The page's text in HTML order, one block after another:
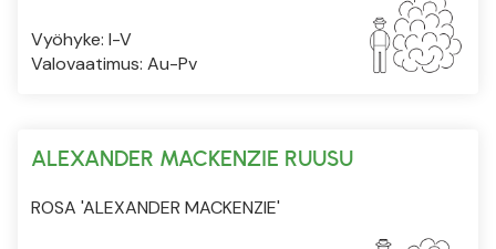
Vyöhyke: I-V
Valovaatimus: Au-Pv
ALEXANDER MACKENZIE RUUSU
ROSA 'ALEXANDER MACKENZIE'